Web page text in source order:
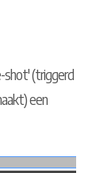
shot' (triggerd
een